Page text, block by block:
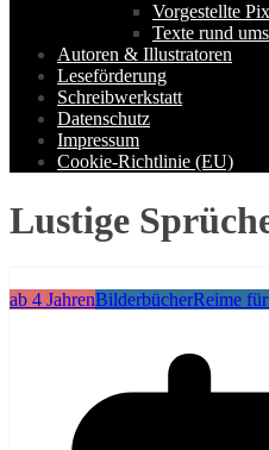
Vorgestellte
Texte rund
Autoren & Illustratoren
Leseförderung
Schreibwerkstatt
Datenschutz
Impressum
Cookie-Richtlinie (EU)
Lustige
ab 4 JahrenBilderbücherReime